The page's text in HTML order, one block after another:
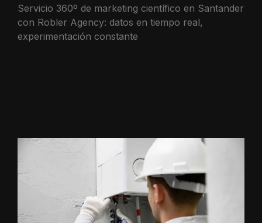
Servicio 360º de marketing científico en Santander
con Robler Agency: datos en tiempo real,
experimentación constante